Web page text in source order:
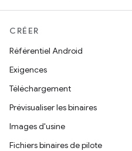
CRÉER
Référentiel Android
Exigences
Téléchargement
Prévisualiser les binaires
Images d'usine
Fichiers binaires de pilote